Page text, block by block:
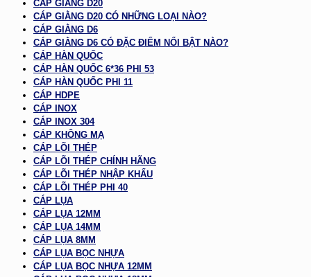
CÁP GIẰNG D20
CÁP GIẰNG D20 CÓ NHỮNG LOẠI NÀO?
CÁP GIẰNG D6
CÁP GIẰNG D6 CÓ ĐẶC ĐIỂM NỔI BẬT NÀO?
CÁP HÀN QUỐC
CÁP HÀN QUỐC 6*36 PHI 53
CÁP HÀN QUỐC PHI 11
CÁP HDPE
CÁP INOX
CÁP INOX 304
CÁP KHÔNG MẠ
CÁP LÕI THÉP
CÁP LÕI THÉP CHÍNH HÃNG
CÁP LÕI THÉP NHẬP KHẨU
CÁP LÕI THÉP PHI 40
CÁP LỤA
CÁP LỤA 12MM
CÁP LỤA 14MM
CÁP LỤA 8MM
CÁP LỤA BỌC NHỰA
CÁP LỤA BỌC NHỰA 12MM